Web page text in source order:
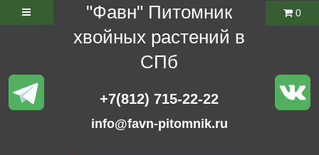
"Фавн" Питомник
хвойных растений в
СПб
+7(812) 715-22-22
info@favn-pitomnik.ru
0